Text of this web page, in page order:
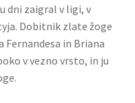
dni zaigral v ligi, v
Dobitnik zlate žoge
in Briana
v vezno vrsto, in ju